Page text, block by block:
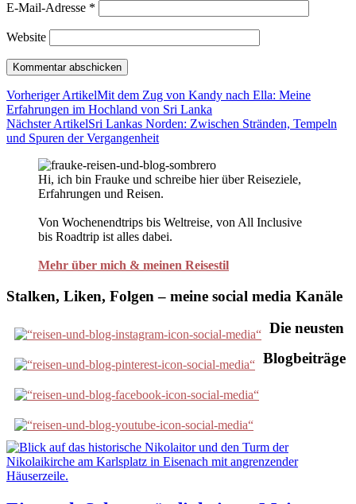
E-Mail-Adresse *
Website
Vorheriger ArtikelMit dem Zug von Kandy nach Ella: Meine
Erfahrungen im Hochland von Sri Lanka
Nächster ArtikelSri Lankas Norden: Zwischen Stränden, Tempeln
und Spuren der Vergangenheit
Hi, ich bin Frauke und schreibe hier über Reiseziele,
Erfahrungen und Reisen.
Von Wochenendtrips bis Weltreise, von All Inclusive
bis Roadtrip ist alles dabei.
Mehr über mich & meinen Reisestil
Stalken, Liken, Folgen – meine social media Kanäle
Die neusten
Blogbeiträge